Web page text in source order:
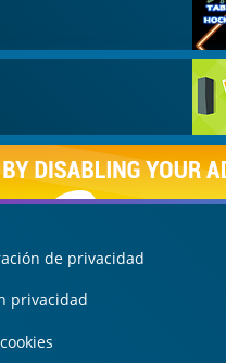
de privacidad
privacidad